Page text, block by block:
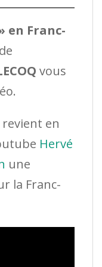
en Franc-
vous
en
Hervé
une
la Franc-